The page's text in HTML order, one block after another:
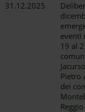
31.12.2025
eventi
19 al
Pietro
dei